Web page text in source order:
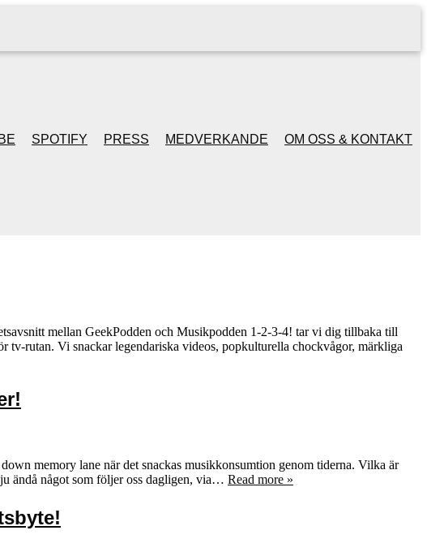
SPOTIFY PRESS MEDVERKANDE OM OSS & KONTAKT
mellan GeekPodden och Musikpodden 1-2-3-4! tar vi dig tillbaka till
Vi snackar legendariska videos, popkulturella chockvågor, märkliga
memory lane när det snackas musikkonsumtion genom tiderna. Vilka är
ändå något som följer oss dagligen, via… Read more »